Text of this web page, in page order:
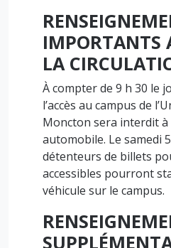
IMPORTANTS
LA
À compter de 9 h 30 le
l’accès au campus de
Moncton sera interdit
automobile. Le samedi
détenteurs de billets
accessibles pourront
véhicule sur le campus.